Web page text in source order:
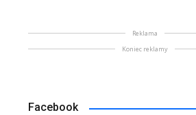
Reklama
Koniec reklamy
Facebook